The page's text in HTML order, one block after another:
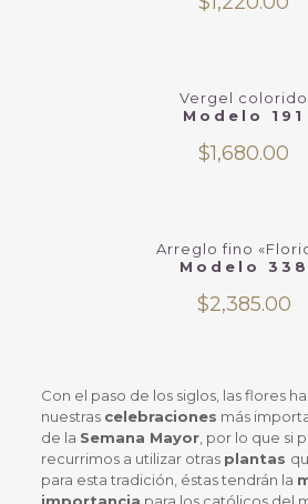
Vergel colorido
Modelo 191
$1,680.00
Arreglo fino
Modelo 338
$2,385.00
Con el paso de los siglos, las flores
nuestras celebraciones más
de la Semana Mayor , por lo que si
recurrimos a utilizar otras plantas
para esta tradición, éstas tendrán la